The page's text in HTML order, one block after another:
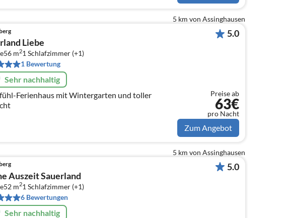
5 km von Assinghausen
Liebe
56 m21 Schlafzimmer (+1)
1 Bewertung
Sehr nachhaltig
Ferienhaus mit Wintergarten und toller
5.0
Preise ab
63€
pro Nacht
Zum Angebot
5 km von Assinghausen
Auszeit Sauerland
52 m21 Schlafzimmer (+1)
6 Bewertungen
Sehr nachhaltig
5.0